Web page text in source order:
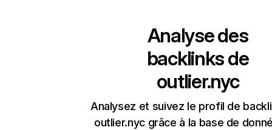
Analyse des
backlinks de
outlier.nyc
Analysez et suivez le profil de
outlier.nyc grâce à la base de